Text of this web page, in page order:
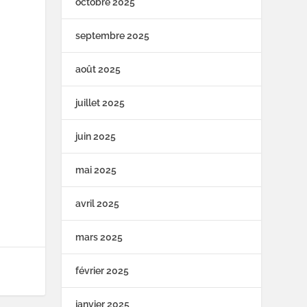
septembre 2025
août 2025
juillet 2025
juin 2025
mai 2025
avril 2025
mars 2025
février 2025
janvier 2025